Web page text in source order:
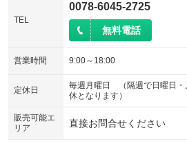
TEL
0078-6045-2725
無料電話
営業時間 9:00～18:00
定休日
毎週月曜日 （隔週で日曜日・
休となります）
販売可能エ
リア
直接お問合せください